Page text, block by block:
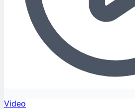
Video